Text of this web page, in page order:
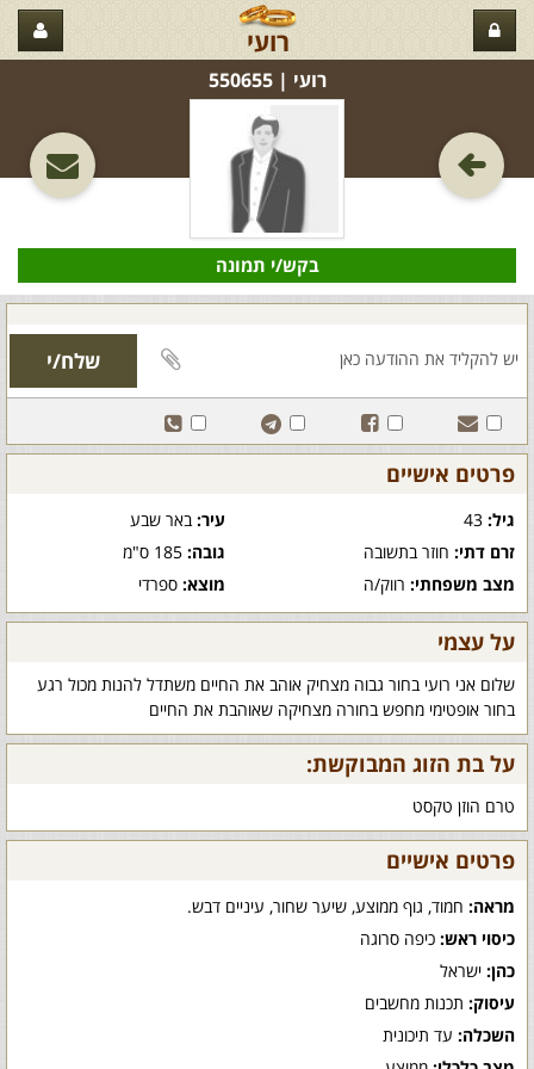
רועי
רועי‏ | 550655
בקש/י תמונה
פרטים אישיים
גיל: עיר:באר שבע
זרם דתי: חוזר בתשובה גובה:185 ס"מ
מצב משפחתי: רווק/ה מוצא:ספרדי
על עצמי
שלום אני רועי בחור גבוה מצחיק אוהב את החיים משתדל להנות מכול רגע
בחור אופטימי מחפש בחורה מצחיקה שאוהבת את החיים
על בת הזוג המבוקשת:
טרם הוזן טקסט
פרטים אישיים
מראה: חמוד, גוף ממוצע, שיער שחור, עיניים דבש.
כיסוי ראש: כיפה סרוגה
כהן: ישראל
עיסוק: תכנות מחשבים
השכלה: עד תיכונית